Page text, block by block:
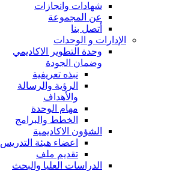
شهادات وانجازات
عن المجموعة
أتصل بنا
الإدارات و الوحدات
وحدة التطوير الاكاديمي
وضمان الجودة
نبذه تعريفية
الرؤية والرسالة
والأهداف
مهام الوحدة
الخطط والبرامج
الشؤون الاكاديمية
اعضاء هيئة التدريس
تقديم ملف
الدراسات العليا والبحث